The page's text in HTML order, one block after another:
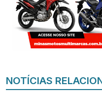
NOTÍCIAS